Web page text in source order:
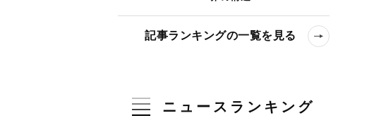
記事ランキングの一覧を見る
ニュースランキング